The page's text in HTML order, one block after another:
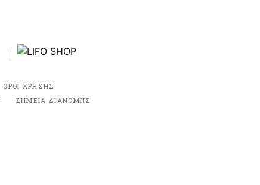
ΟΡΟΙ ΧΡΗΣΗΣ
ΣΗΜΕΙΑ ΔΙΑΝΟΜΗΣ